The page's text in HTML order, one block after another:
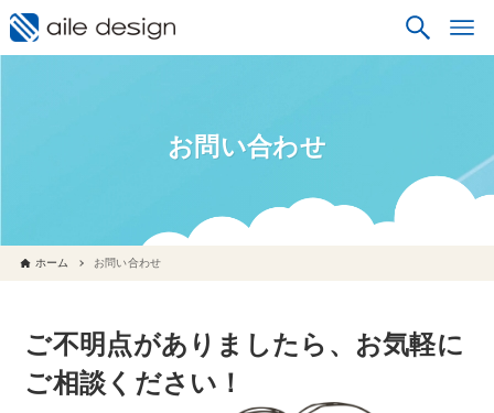
お問い合わせ
ホーム お問い合わせ
ご不明点がありましたら、お気軽に
ご相談ください！